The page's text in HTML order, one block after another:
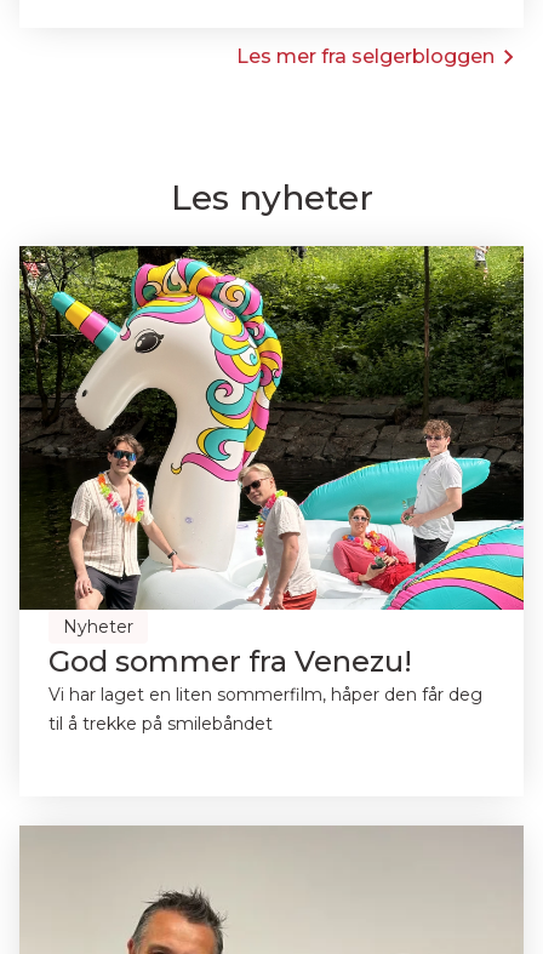
Les mer fra selgerbloggen
Les nyheter
Nyheter
God sommer fra Venezu!
Vi har laget en liten sommerfilm, håper den får deg
til å trekke på smilebåndet